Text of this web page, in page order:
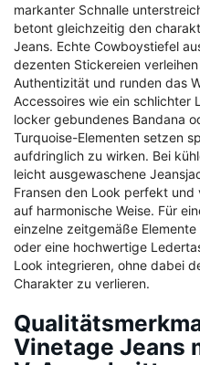
markanter Schnalle
betont gleichzeitig den
Jeans. Echte Cowboystiefel
dezenten Stickereien
Authentizität und runden das
Accessoires wie ein schlichter
locker gebundenes Bandana
Turquoise-Elementen setzen
aufdringlich zu wirken. Bei
leicht ausgewaschene
Fransen den Look perfekt
auf harmonische Weise. Für
einzelne zeitgemäße
oder eine hochwertige
Look integrieren, ohne dabei
Charakter zu verlieren.
Vinetage Jeans